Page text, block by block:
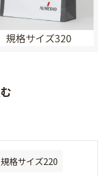
規格サイズ320
規格サイズ220